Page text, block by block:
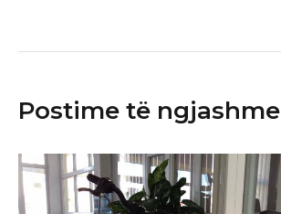
Postime të ngjashme